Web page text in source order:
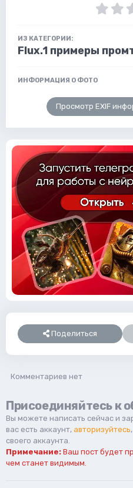
ИЗ КАТЕГОРИИ:
Flux.1 примеры
ИНФОРМАЦИЯ О ФОТО
Просмотр EXIF
Поделиться
Комментариев нет
Присоединяйтесь к
Вы можете написать сейчас и
вас есть аккаунт, авторизуйтесь
своего аккаунта.
Примечание: Ваш пост будет
чем станет видимым.